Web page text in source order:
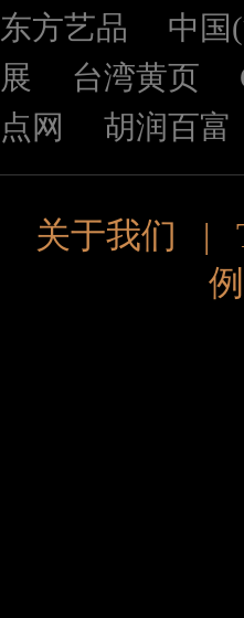
东方艺品
中国
展
台湾黄页
点网
胡润百富
关于我们 |
例